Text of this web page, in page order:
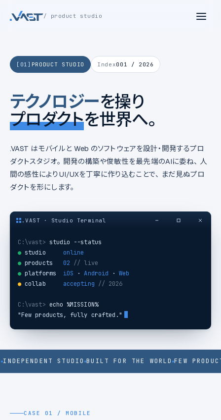
/ product studio
[01] PRODUCT STUDIO Index001 / 2026
テクノロジーを操り
プロダクトを世界へ。
.VAST はモバイルと Web のソフトウェアを設計・開発するプロ
ダクトスタジオ。 開発の構築や俊敏性を最先端のAIに委ね、 人
間の感性によりUI/UXを丁寧に作り込むことで、 まだ見ぬプロ
ダクトを形にします。
.VAST · Studio Terminal
C:\vast> studio --status
● studio
online
● products 02 // live
● platforms iOS · Android · Web
● collab accepting // 2026
C:\vast> echo %MISSION%
"Few products, fully crafted."
STUDIO BUILT FOR THE WORLD FEW
CASE 01 / MOBILE